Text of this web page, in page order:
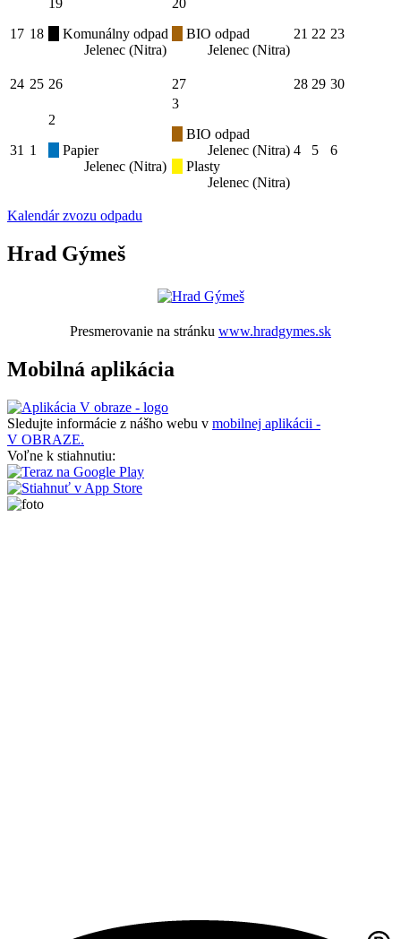
17 18
19
Komunálny odpad
Jelenec (Nitra)
20
BIO odpad
Jelenec (Nitra)
21 22 23
24 25 26 27 28 29 30
31 1
2
Papier
Jelenec (Nitra)
3
BIO odpad
Jelenec (Nitra)
Plasty
Jelenec (Nitra)
4 5 6
Kalendár zvozu odpadu
Hrad Gýmeš
Presmerovanie na stránku www.hradgymes.sk
Mobilná aplikácia
Sledujte informácie z nášho webu v mobilnej aplikácii -
V OBRAZE.
Voľne k stiahnutiu: